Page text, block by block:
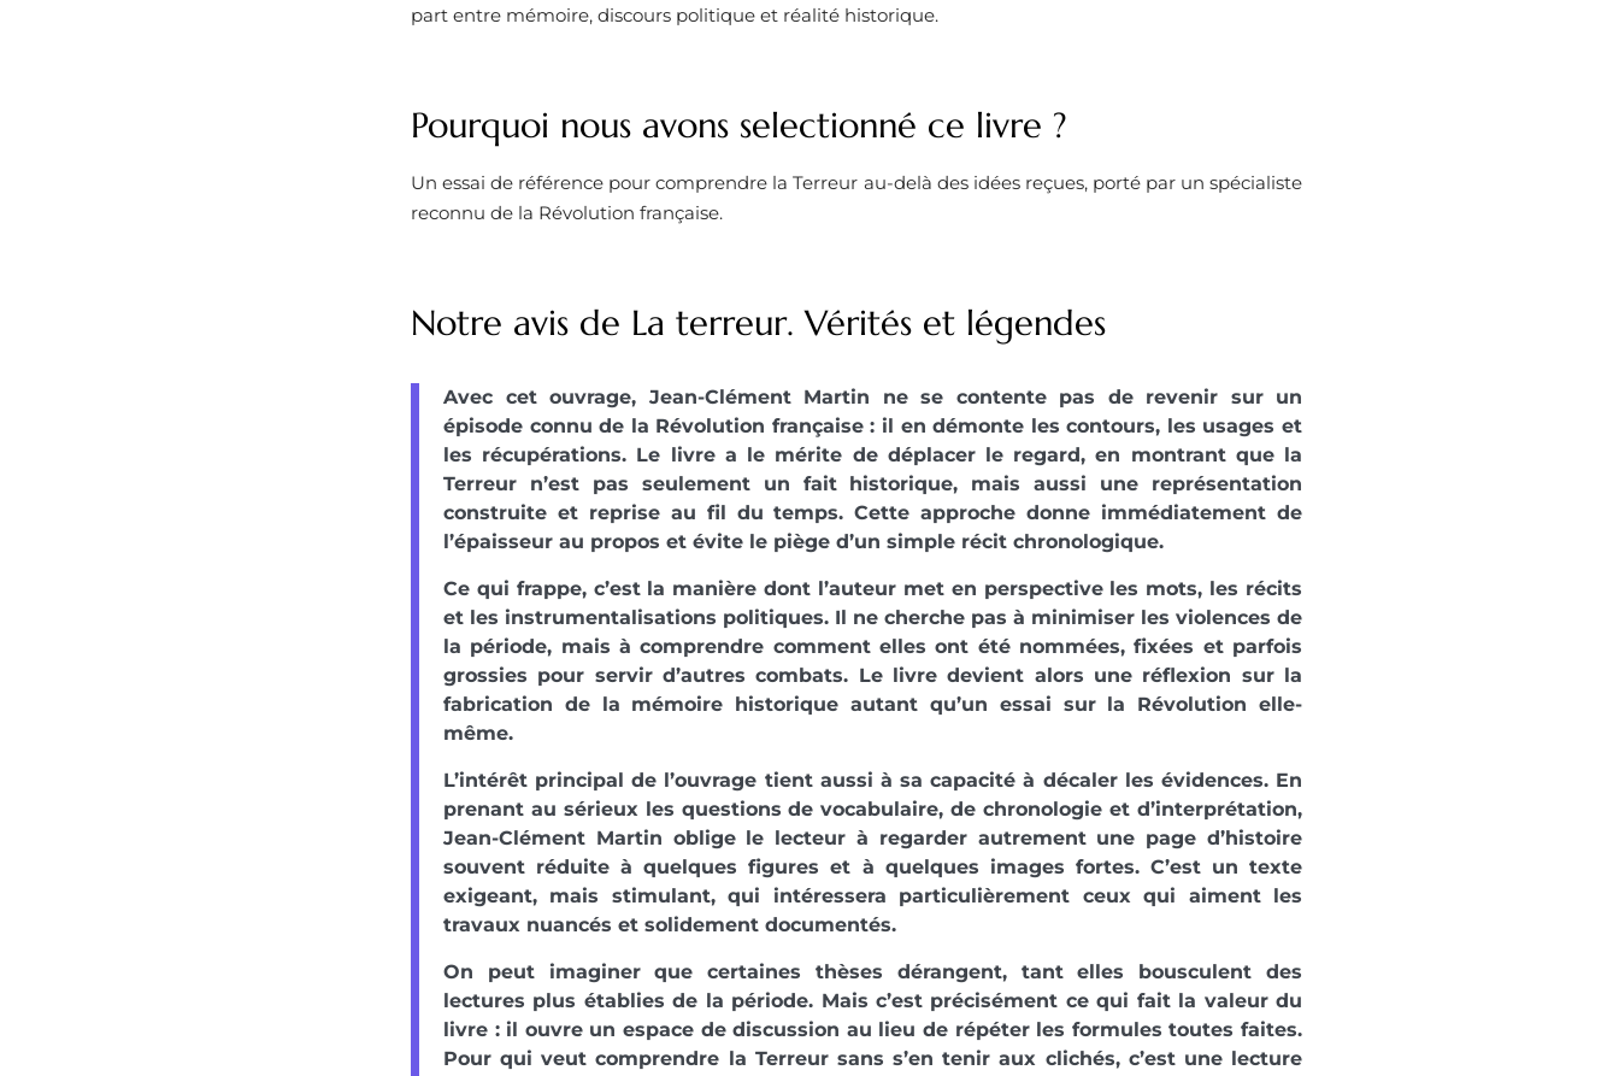
part entre mémoire, discours politique et réalité historique.
Pourquoi nous avons selectionné ce livre ? ​
Un essai de référence pour comprendre la Terreur au-delà des idées reçues, porté par un spécialiste
reconnu de la Révolution française.
Notre avis de La terreur. Vérités et légendes
Avec cet ouvrage, Jean-Clément Martin ne se contente pas de revenir sur un
épisode connu de la Révolution française : il en démonte les contours, les usages et
les récupérations. Le livre a le mérite de déplacer le regard, en montrant que la
Terreur n’est pas seulement un fait historique, mais aussi une représentation
construite et reprise au fil du temps. Cette approche donne immédiatement de
l’épaisseur au propos et évite le piège d’un simple récit chronologique.
Ce qui frappe, c’est la manière dont l’auteur met en perspective les mots, les récits
et les instrumentalisations politiques. Il ne cherche pas à minimiser les violences de
la période, mais à comprendre comment elles ont été nommées, fixées et parfois
grossies pour servir d’autres combats. Le livre devient alors une réflexion sur la
fabrication de la mémoire historique autant qu’un essai sur la Révolution elle-
même.
L’intérêt principal de l’ouvrage tient aussi à sa capacité à décaler les évidences. En
prenant au sérieux les questions de vocabulaire, de chronologie et d’interprétation,
Jean-Clément Martin oblige le lecteur à regarder autrement une page d’histoire
souvent réduite à quelques figures et à quelques images fortes. C’est un texte
exigeant, mais stimulant, qui intéressera particulièrement ceux qui aiment les
travaux nuancés et solidement documentés.
On peut imaginer que certaines thèses dérangent, tant elles bousculent des
lectures plus établies de la période. Mais c’est précisément ce qui fait la valeur du
livre : il ouvre un espace de discussion au lieu de répéter les formules toutes faites.
Pour qui veut comprendre la Terreur sans s’en tenir aux clichés, c’est une lecture